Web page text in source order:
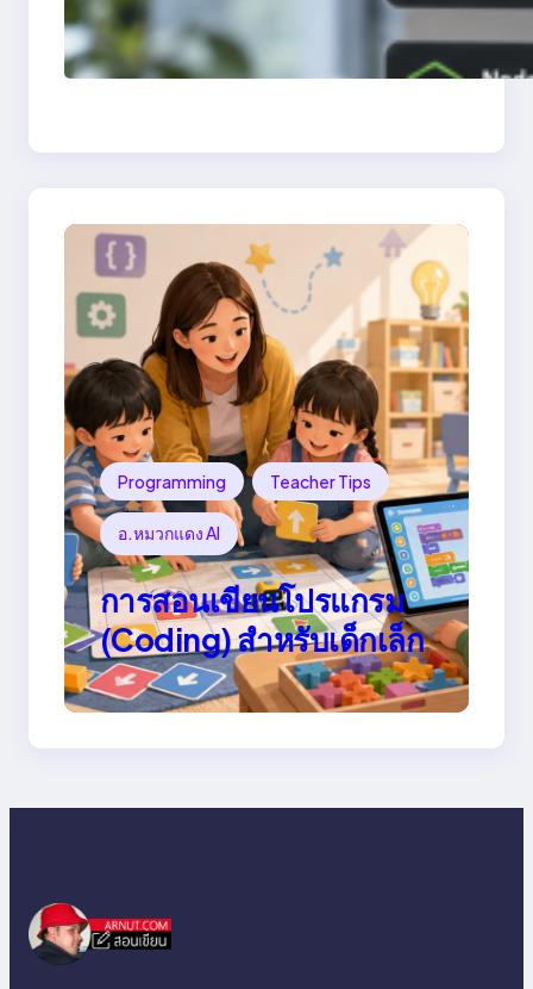
การจำลอง Server ทด
สอบแล็ปด้วย Laragon
Programming Teacher Tips
อ.หมวกแดง AI
การสอนเขียนโปรแกรม
(Coding) สำหรับเด็กเล็ก